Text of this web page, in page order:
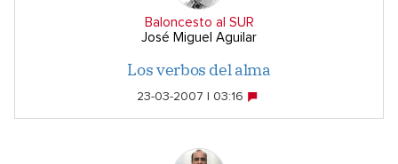
Baloncesto al SUR
José Miguel Aguilar
Los verbos del alma
23-03-2007 | 03:16